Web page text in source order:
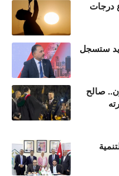
درجات
ستسجل
صالح